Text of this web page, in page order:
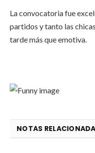
La convocatoria fue
partidos y tanto las
tarde más que emotiva.
NOTAS